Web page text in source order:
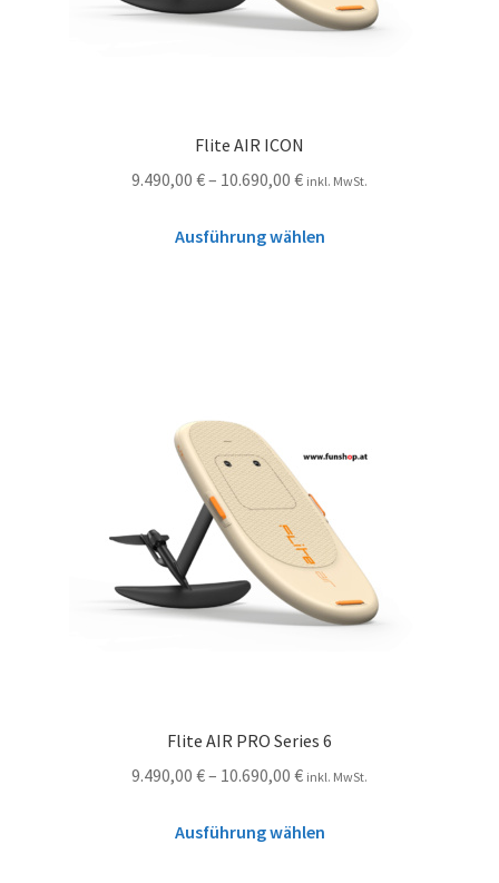
Flite AIR ICON
9.490,00 €– 10.690,00 € inkl. MwSt.
Ausführung wählen
Flite AIR PRO Series 6
9.490,00 €– 10.690,00 € inkl. MwSt.
Ausführung wählen